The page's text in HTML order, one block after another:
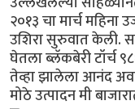
२०१३ चा मार्च महिना
उशिरा सुरुवात केली.
घेतला ब्लॅकबेरी टॉर्च
तेव्हा झालेला आनंद
मोठे उत्पादन मी